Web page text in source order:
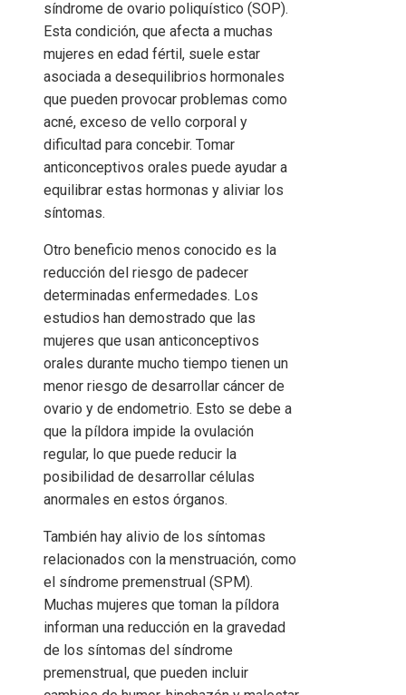
síndrome de ovario poliquístico (SOP).
Esta condición, que afecta a muchas
mujeres en edad fértil, suele estar
asociada a desequilibrios hormonales
que pueden provocar problemas como
acné, exceso de vello corporal y
dificultad para concebir. Tomar
anticonceptivos orales puede ayudar a
equilibrar estas hormonas y aliviar los
síntomas.
Otro beneficio menos conocido es la
reducción del riesgo de padecer
determinadas enfermedades. Los
estudios han demostrado que las
mujeres que usan anticonceptivos
orales durante mucho tiempo tienen un
menor riesgo de desarrollar cáncer de
ovario y de endometrio. Esto se debe a
que la píldora impide la ovulación
regular, lo que puede reducir la
posibilidad de desarrollar células
anormales en estos órganos.
También hay alivio de los síntomas
relacionados con la menstruación, como
el síndrome premenstrual (SPM).
Muchas mujeres que toman la píldora
informan una reducción en la gravedad
de los síntomas del síndrome
premenstrual, que pueden incluir